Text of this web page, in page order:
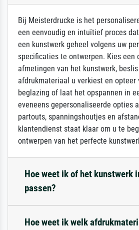
Bij Meisterdrucke is het
een eenvoudig en intuïtief proces
een kunstwerk geheel volgens uw
specificaties te ontwerpen. Kies een
afmetingen van het kunstwerk,
afdrukmateriaal u verkiest en opteer
beglazing of laat het opspannen in
eveneens gepersonaliseerde opties
partouts, spanningshoutjes en
klantendienst staat klaar om u te
ontwerpen van het perfecte
Hoe weet ik of het kunstwerk
passen?
Hoe weet ik welk